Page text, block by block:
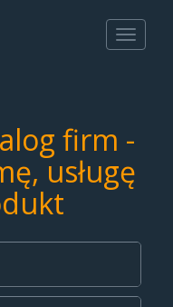
Toggle
firm -
usługę